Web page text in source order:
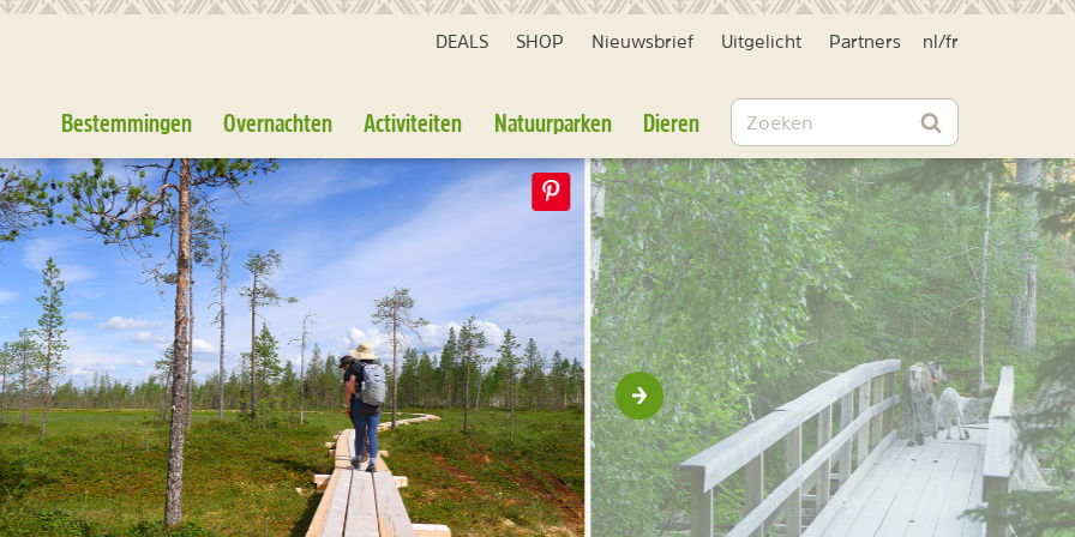
DEALS SHOP Nieuwsbrief Uitgelicht Partners nl /fr
Bestemmingen Overnachten Activiteiten Natuurparken Dieren Zoeken
Zoeken
Volgende